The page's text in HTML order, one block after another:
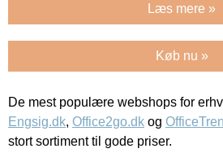
Læs mere »
Køb nu »
De mest populære webshops for
Engsig.dk, Office2go.dk og
stort sortiment til gode priser.